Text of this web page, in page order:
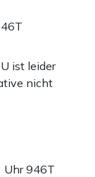
ist leider
nicht
Uhr946T